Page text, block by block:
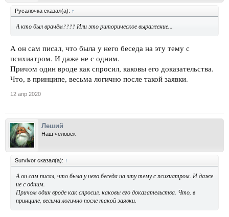
Русалочка сказал(а): ↑
А кто был врачём???? Или это риторическое выражение...
А он сам писал, что была у него беседа на эту тему с
психиатром. И даже не с одним.
Причом один вроде как спросил, каковы его доказательства.
Что, в принципе, весьма логично после такой заявки.
12 апр 2020
Леший
Наш человек
Survivor сказал(а): ↑
А он сам писал, что была у него беседа на эту тему с психиатром. И даже
не с одним.
Причом один вроде как спросил, каковы его доказательства. Что, в
принципе, весьма логично после такой заявки.